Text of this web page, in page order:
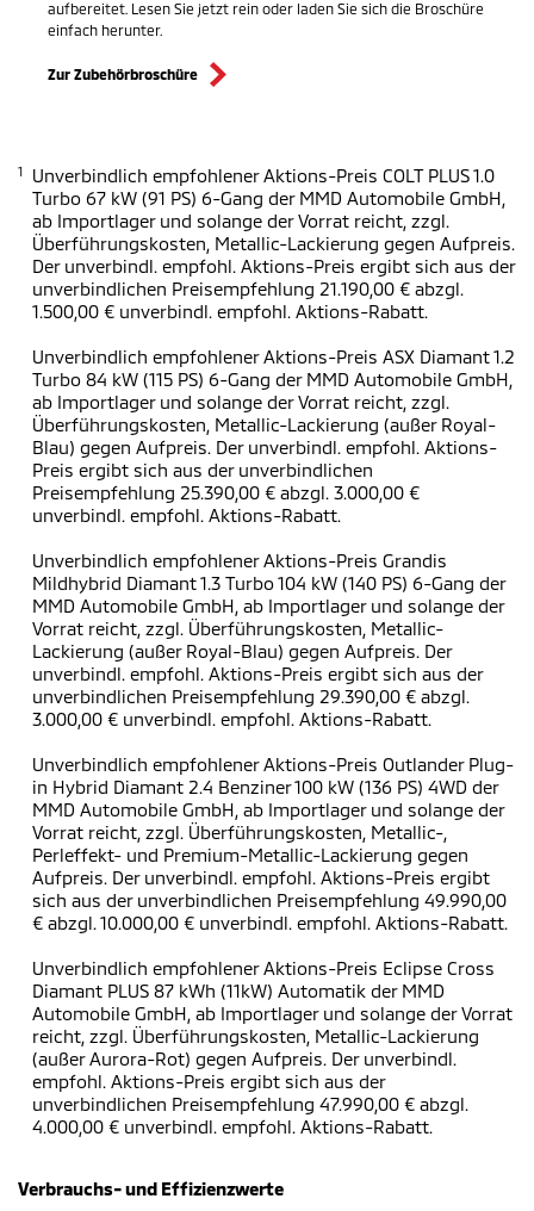
aufbereitet. Lesen Sie jetzt rein oder laden Sie sich die Broschüre
einfach herunter.
Zur Zubehörbroschüre
1
Unverbindlich empfohlener Aktions-Preis COLT PLUS 1.0
Turbo 67 kW (91 PS) 6-Gang der MMD Automobile GmbH,
ab Importlager und solange der Vorrat reicht, zzgl.
Überführungskosten, Metallic-Lackierung gegen Aufpreis.
Der unverbindl. empfohl. Aktions-Preis ergibt sich aus der
unverbindlichen Preisempfehlung 21.190,00 € abzgl.
1.500,00 € unverbindl. empfohl. Aktions-Rabatt.
Unverbindlich empfohlener Aktions-Preis ASX Diamant 1.2
Turbo 84 kW (115 PS) 6-Gang der MMD Automobile GmbH,
ab Importlager und solange der Vorrat reicht, zzgl.
Überführungskosten, Metallic-Lackierung (außer Royal-
Blau) gegen Aufpreis. Der unverbindl. empfohl. Aktions-
Preis ergibt sich aus der unverbindlichen
Preisempfehlung 25.390,00 € abzgl. 3.000,00 €
unverbindl. empfohl. Aktions-Rabatt.
Unverbindlich empfohlener Aktions-Preis Grandis
Mildhybrid Diamant 1.3 Turbo 104 kW (140 PS) 6-Gang der
MMD Automobile GmbH, ab Importlager und solange der
Vorrat reicht, zzgl. Überführungskosten, Metallic-
Lackierung (außer Royal-Blau) gegen Aufpreis. Der
unverbindl. empfohl. Aktions-Preis ergibt sich aus der
unverbindlichen Preisempfehlung 29.390,00 € abzgl.
3.000,00 € unverbindl. empfohl. Aktions-Rabatt.
Unverbindlich empfohlener Aktions-Preis Outlander Plug-
in Hybrid Diamant 2.4 Benziner 100 kW (136 PS) 4WD der
MMD Automobile GmbH, ab Importlager und solange der
Vorrat reicht, zzgl. Überführungskosten, Metallic-,
Perleffekt- und Premium-Metallic-Lackierung gegen
Aufpreis. Der unverbindl. empfohl. Aktions-Preis ergibt
sich aus der unverbindlichen Preisempfehlung 49.990,00
€ abzgl. 10.000,00 € unverbindl. empfohl. Aktions-Rabatt.
Unverbindlich empfohlener Aktions-Preis Eclipse Cross
Diamant PLUS 87 kWh (11kW) Automatik der MMD
Automobile GmbH, ab Importlager und solange der Vorrat
reicht, zzgl. Überführungskosten, Metallic-Lackierung
(außer Aurora-Rot) gegen Aufpreis. Der unverbindl.
empfohl. Aktions-Preis ergibt sich aus der
unverbindlichen Preisempfehlung 47.990,00 € abzgl.
4.000,00 € unverbindl. empfohl. Aktions-Rabatt.
Verbrauchs- und Effizienzwerte